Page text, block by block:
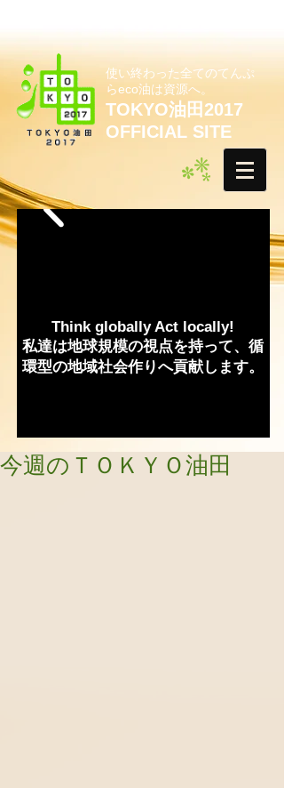
使い終わった全てのてんぷ
らeco油は資源へ。
TOKYO油田2017
OFFICIAL SITE
Think globally Act locally!
私達は地球規模の視点を持って、循
環型の地域社会作りへ貢献します。
今週のＴＯＫＹＯ油田